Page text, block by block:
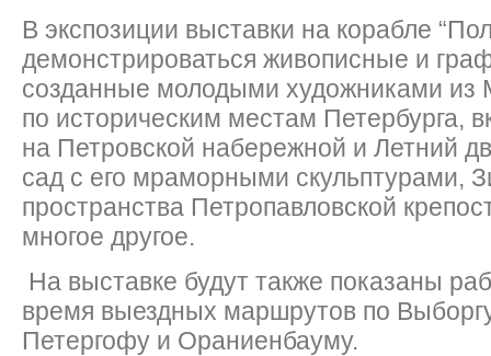
В экспозиции выставки на корабле
демонстрироваться живописные и
созданные молодыми художниками из
по историческим местам Петербурга,
на Петровской набережной и Летний
сад с его мраморными скульптурами,
пространства Петропавловской
многое другое.
На выставке будут также показаны
время выездных маршрутов по
Петергофу и Ораниенбауму.